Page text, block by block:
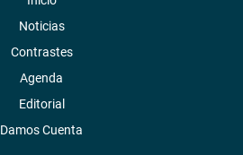
Noticias
Contrastes
Agenda
Editorial
Damos Cuenta